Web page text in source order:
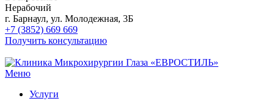
Нерабочий
г. Барнаул, ул. Молодежная, 3Б
+7 (3852) 669 669
Получить консультацию
Меню
Услуги